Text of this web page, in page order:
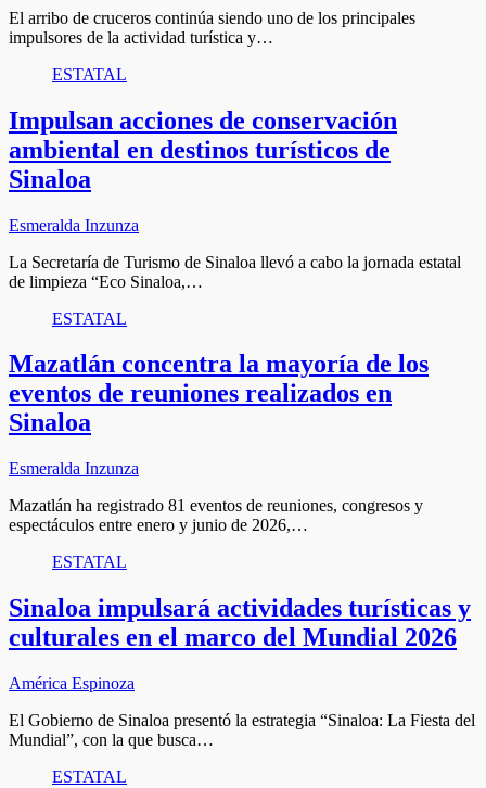
El arribo de cruceros continúa siendo uno de los principales
impulsores de la actividad turística y…
ESTATAL
Impulsan acciones de conservación
ambiental en destinos turísticos de
Sinaloa
Esmeralda Inzunza
La Secretaría de Turismo de Sinaloa llevó a cabo la jornada estatal
de limpieza “Eco Sinaloa,…
ESTATAL
Mazatlán concentra la mayoría de los
eventos de reuniones realizados en
Sinaloa
Esmeralda Inzunza
Mazatlán ha registrado 81 eventos de reuniones, congresos y
espectáculos entre enero y junio de 2026,…
ESTATAL
Sinaloa impulsará actividades turísticas y
culturales en el marco del Mundial 2026
América Espinoza
El Gobierno de Sinaloa presentó la estrategia “Sinaloa: La Fiesta del
Mundial”, con la que busca…
ESTATAL